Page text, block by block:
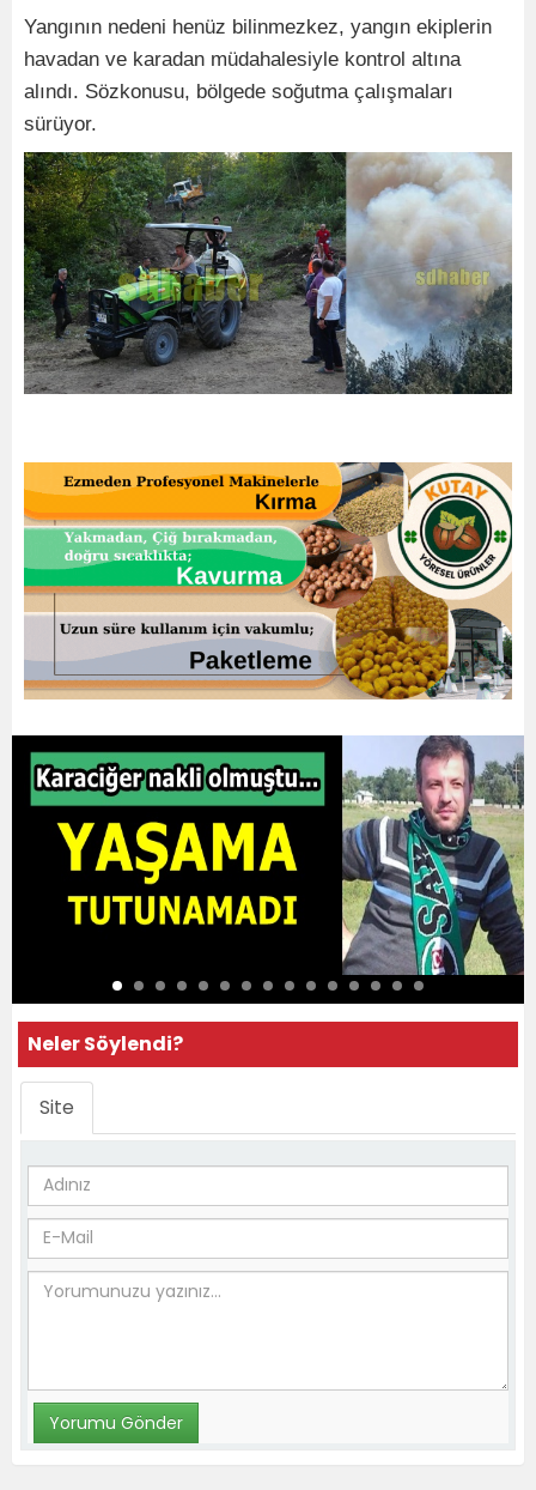
Yangının nedeni henüz bilinmezkez, yangın ekiplerin
havadan ve karadan müdahalesiyle kontrol altına
alındı. Sözkonusu, bölgede soğutma çalışmaları
sürüyor.
Neler Söylendi?
Site